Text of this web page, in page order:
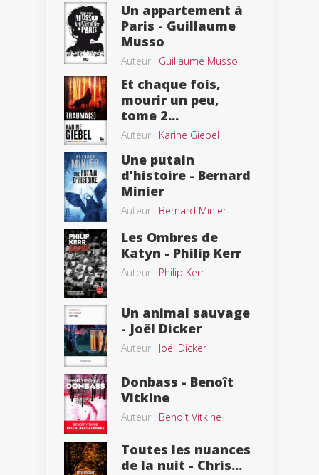
Un appartement à
Paris - Guillaume
Musso
Auteur : Guillaume Musso
Et chaque fois,
mourir un peu,
tome 2...
Auteur : Karine Giebel
Une putain
d’histoire - Bernard
Minier
Auteur : Bernard Minier
Les Ombres de
Katyn - Philip Kerr
Auteur : Philip Kerr
Un animal sauvage
- Joël Dicker
Auteur : Joël Dicker
Donbass - Benoît
Vitkine
Auteur : Benoît Vitkine
Toutes les nuances
de la nuit - Chris...